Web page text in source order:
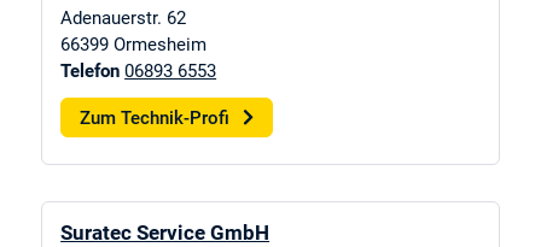
Adenauerstr. 62
66399 Ormesheim
Telefon 06893 6553
Zum Technik-Profi
Suratec Service GmbH